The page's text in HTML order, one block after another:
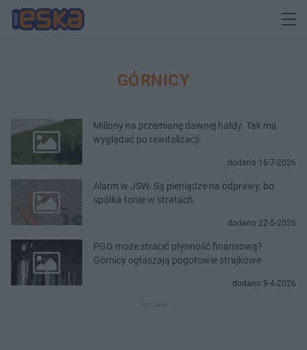
GÓRNICY
Miliony na przemianę dawnej hałdy. Tak ma
wyglądać po rewitalizacji
dodano 16-7-2026
Alarm w JSW. Są pieniądze na odprawy, bo
spółka tonie w stratach
dodano 22-5-2026
PGG może stracić płynność finansową?
Górnicy ogłaszają pogotowie strajkowe
dodano 9-4-2026